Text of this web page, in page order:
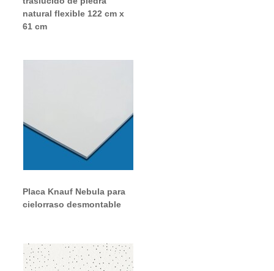
natural flexible 122 cm x
61 cm
Placa Knauf Nebula para
cielorraso desmontable